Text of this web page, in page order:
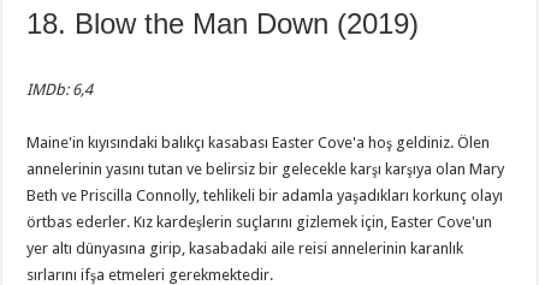
18. Blow the Man Down (2019)
IMDb: 6,4
Maine'in kıyısındaki balıkçı kasabası Easter Cove'a hoş geldiniz. Ölen
annelerinin yasını tutan ve belirsiz bir gelecekle karşı karşıya olan Mary
Beth ve Priscilla Connolly, tehlikeli bir adamla yaşadıkları korkunç olayı
örtbas ederler. Kız kardeşlerin suçlarını gizlemek için, Easter Cove'un
yer altı dünyasına girip, kasabadaki aile reisi annelerinin karanlık
sırlarını ifşa etmeleri gerekmektedir.